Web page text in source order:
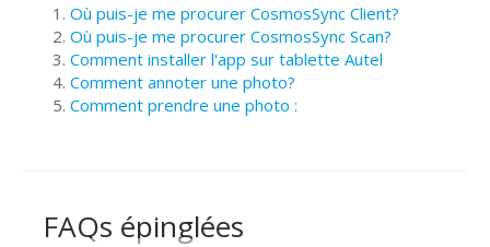
Où puis-je me procurer CosmosSync Client?
Où puis-je me procurer CosmosSync Scan?
Comment installer l'app sur tablette Autel
Comment annoter une photo?
Comment prendre une photo :
FAQs épinglées